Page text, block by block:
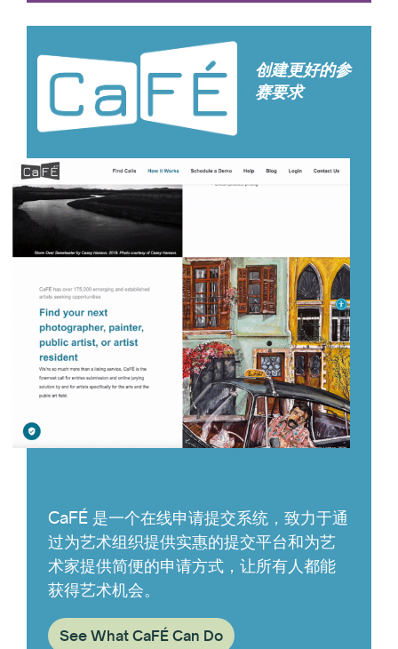
创建更好的参
赛要求
CaFÉ 是一个在线申请提交系统，致力于通
过为艺术组织提供实惠的提交平台和为艺
术家提供简便的申请方式，让所有人都能
获得艺术机会。
See What CaFÉ Can Do